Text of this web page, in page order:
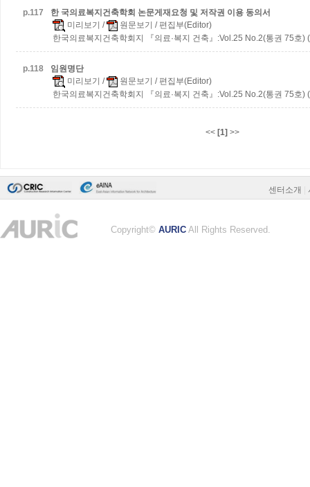
p.117
한 국의료복지건축학회 논문게재요청 및 저작권 이용 동의서
미리보기 / 원문보기 / 편집부(Editor)
한국의료복지건축학회지 『의료·복지 건축』:Vol.25 No.2(통권 75호)
p.118
임원명단
미리보기 / 원문보기 / 편집부(Editor)
한국의료복지건축학회지 『의료·복지 건축』:Vol.25 No.2(통권 75호)
<< [1] >>
센터소개
Copyright© AURIC All Rights Reserved.